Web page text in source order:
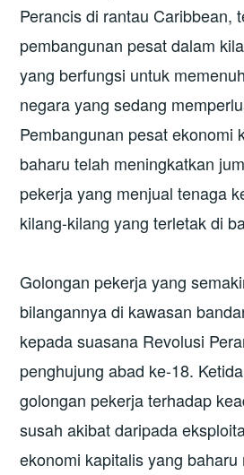
Perancis di rantau Caribbean,
pembangunan pesat dalam
yang berfungsi untuk
negara yang sedang
Pembangunan pesat ekonomi
baharu telah meningkatkan
pekerja yang menjual tenaga
kilang-kilang yang terletak di
Golongan pekerja yang
bilangannya di kawasan
kepada suasana Revolusi
penghujung abad ke-18.
golongan pekerja terhadap
susah akibat daripada
ekonomi kapitalis yang